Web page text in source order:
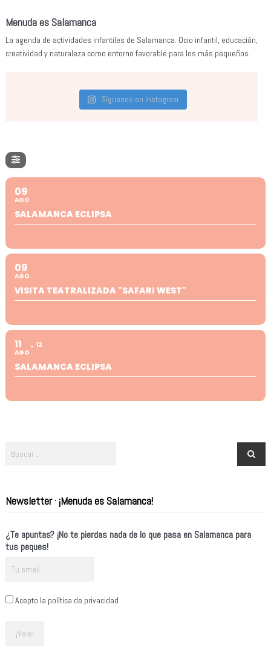
Menuda es Salamanca
La agenda de actividades infantiles de Salamanca. Ocio infantil, educación,
creatividad y naturaleza como entorno favorable para los más pequeños.
Síguenos en Instagram
09
AGO
SALAMANCA ECLIPSA
09
AGO
VISITA TEATRALIZADA "SAFARI WEST"
11
AGO
12
SALAMANCA ECLIPSA
Newsletter · ¡Menuda es Salamanca!
¿Te apuntas? ¡No te pierdas nada de lo que pasa en Salamanca para
tus peques!
Acepto la política de privacidad